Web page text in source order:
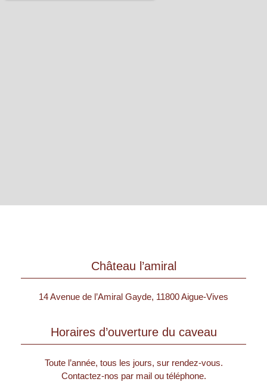
Château l’amiral
14 Avenue de l’Amiral Gayde, 11800 Aigue-Vives
Horaires d’ouverture du caveau
Toute l’année, tous les jours, sur rendez-vous.
Contactez-nos par mail ou téléphone.